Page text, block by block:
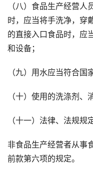
（八）食品生产经营
时，应当将手洗净，穿
的直接入口食品时，应
和设备；
（九）用水应当符合国
（十）使用的洗涤剂、
（十一）法律、法规规
非食品生产经营者从事
前款第六项的规定。